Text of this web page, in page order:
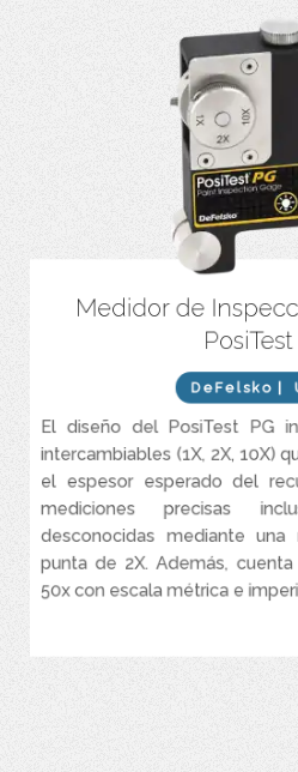
Medidor de
DeFelsko |
El diseño del PosiTest PG
intercambiables (1X, 2X, 10X)
el espesor esperado del
mediciones precisas
desconocidas mediante
punta de 2X. Además,
50x con escala métrica e
Carcasa duradera de aluminio
corte giratorio
giratoria en
Certificado de Calibración
Cumple con las normas ISO 2808/